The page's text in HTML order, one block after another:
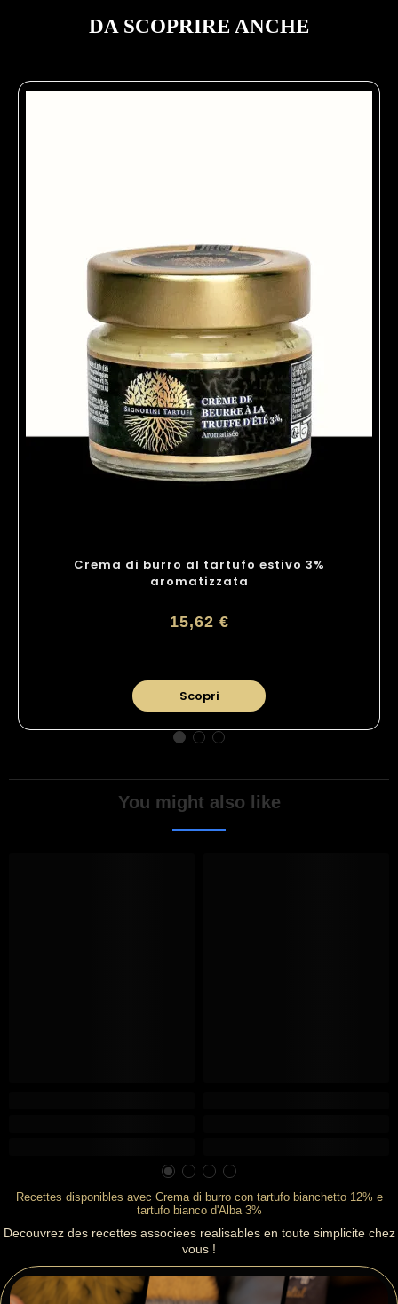
DA SCOPRIRE ANCHE
Crema di burro al tartufo estivo 3%
aromatizzata
15,62 €
Scopri
You might also like
Recettes disponibles avec Crema di burro con tartufo bianchetto 12% e
tartufo bianco d'Alba 3%
Decouvrez des recettes associees realisables en toute simplicite chez
vous !